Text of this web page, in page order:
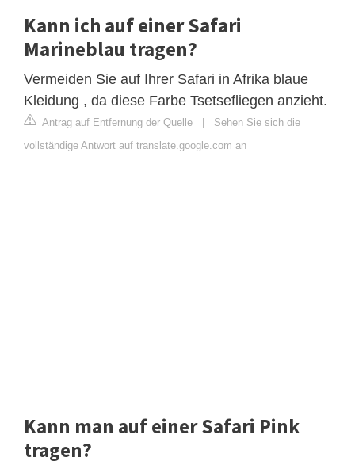
Kann ich auf einer Safari
Marineblau tragen?
Vermeiden Sie auf Ihrer Safari in Afrika blaue
Kleidung , da diese Farbe Tsetsefliegen anzieht.
Antrag auf Entfernung der Quelle | Sehen Sie sich die
vollständige Antwort auf translate.google.com an
Kann man auf einer Safari Pink
tragen?